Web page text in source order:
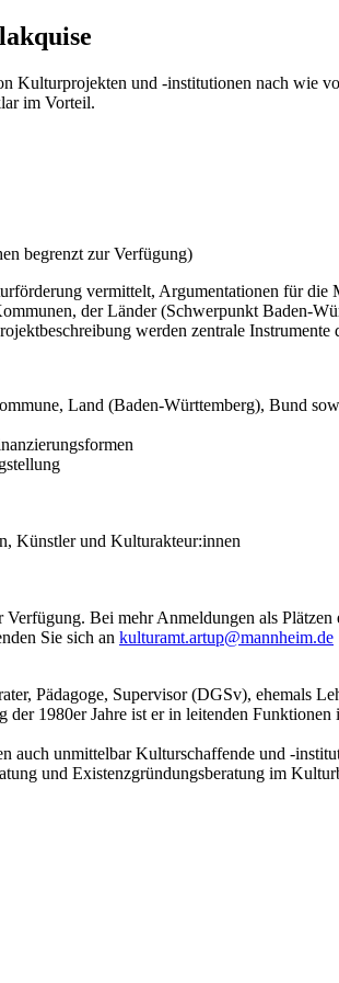
Kulturprojekten und -institutionen nach wie
im Vorteil.
begrenzt zur Verfügung)
vermittelt, Argumentationen für die
der Länder (Schwerpunkt Baden-
werden zentrale
Land (Baden-Württemberg), Bund
Künstler und Kulturakteur:innen
Bei mehr Anmeldungen als
Sie sich an kulturamt.artup@mannheim.de
Pädagoge, Supervisor (DGSv), ehemals
1980er Jahre ist er in leitenden
auch unmittelbar Kulturschaffende und -
und Existenzgründungsberatung im